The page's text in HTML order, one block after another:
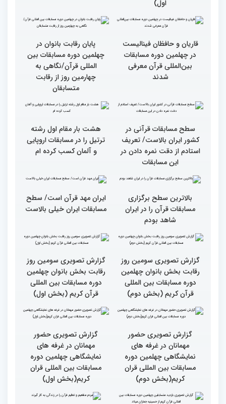
روز رقابت بخش برادران
چهلمین دوره مسابقات
بین‌المللی قرآن کریم(بخش
اول)
ویژه بانوان در آستان مقدس
امامزاده حسن (ع) برگزار
شد
در چهلمین دوره مسابقات
بین‌المللی قرآن معرفی
شدند
چهلمین دوره مسابقات بین
المللی قرآن/نگاهی به
چهارمین روز از رقابت
سطح مسابقات قرآنی در
کشور ایران بالاست/ تعریف
استادم از دقت نمره دادن در
این مسابقات
هشت بار مقام اول رشته
ترتیل را در مسابقات اروپایی
بالاترین سطح برگزاری
مسابقات قرآن را در ایران
شاهد بودم
ایران مهد قرآن است/ سطح
مسابقات ایران خیلی بالاست
گزارش تصویری سومین روز
رقابت بخش بانوان چهلمین
دوره مسابقات بین المللی
قرآن کریم (بخش دوم)
گزارش تصویری سومین روز
رقابت بخش بانوان چهلمین
دوره مسابقات بین المللی
قرآن کریم (بخش اول)